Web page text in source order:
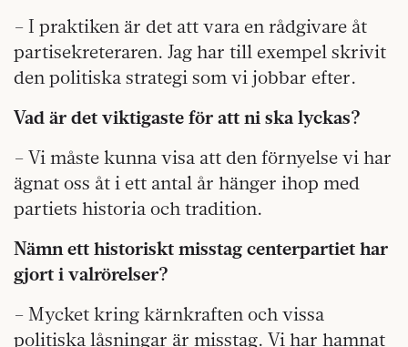
– I praktiken är det att vara en rådgivare åt
parti­sekreteraren. Jag har till exempel skrivit
den politiska strategi som vi jobbar efter.
Vad är det viktigaste för att ni ska lyckas?
– Vi måste kunna visa att den förnyelse vi har
ägnat oss åt i ett antal år hänger ihop med
partiets historia och tradition.
Nämn ett historiskt misstag centerpartiet har
gjort i valrörelser?
– Mycket kring kärnkraften och vissa
politiska låsningar är misstag. Vi har hamnat